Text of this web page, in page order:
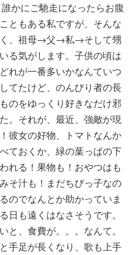
かにご馳走になったらお腹
ともある私ですが、そんな
く、祖母→父→私→そして甥
る気がします。子供の頃は
れが一番多いかなんていつ
てたけど、のんびり者の長
のをゆっくり好きなだけ邪
。それが、最近、強敵が現
彼女の好物、トマトなんか
ておくか、緑の葉っぱの下
れる！果物も！おやつはも
そ汁も！まだちびっ子なの
のでなんとか助かっていま
日も遠くはなさそうです。
と、食費が。。。なんて。
手足が長くなり、歌も上手